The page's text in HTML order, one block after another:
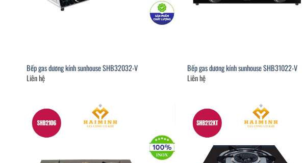
Bếp gas dương kính sunhouse SHB32032-V
Liên hệ
Bếp gas dương kính sunhouse SHB31022-V
Liên hệ